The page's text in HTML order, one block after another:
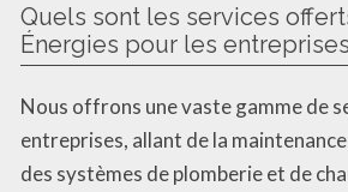
Quels sont les services
Énergies pour les
Nous offrons une vaste gamme de
entreprises, allant de la
des systèmes de plomberie et de